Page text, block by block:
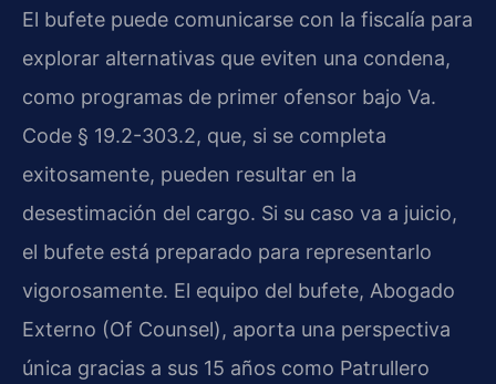
El bufete puede comunicarse con la fiscalía para
explorar alternativas que eviten una condena,
como programas de primer ofensor bajo Va.
Code § 19.2-303.2, que, si se completa
exitosamente, pueden resultar en la
desestimación del cargo. Si su caso va a juicio,
el bufete está preparado para representarlo
vigorosamente. El equipo del bufete, Abogado
Externo (Of Counsel), aporta una perspectiva
única gracias a sus 15 años como Patrullero